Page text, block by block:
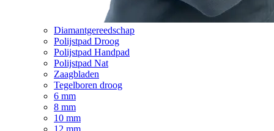
Diamantgereedschap
Polijstpad Droog
Polijstpad Handpad
Polijstpad Nat
Zaagbladen
Tegelboren droog
6 mm
8 mm
10 mm
12 mm